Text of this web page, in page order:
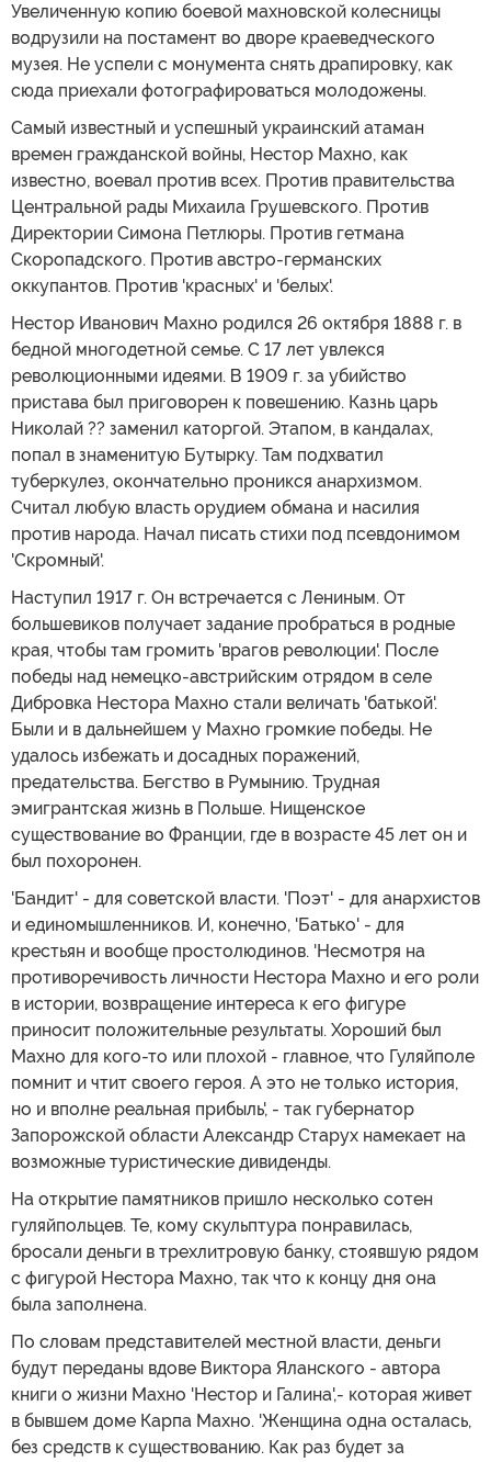
Увеличенную копию боевой махновской колесницы
водрузили на постамент во дворе краеведческого
музея. Не успели с монумента снять драпировку, как
сюда приехали фотографироваться молодожены.
Самый известный и успешный украинский атаман
времен гражданской войны, Нестор Махно, как
известно, воевал против всех. Против правительства
Центральной рады Михаила Грушевского. Против
Директории Симона Петлюры. Против гетмана
Скоропадского. Против австро-германских
оккупантов. Против 'красных' и 'белых'.
Нестор Иванович Махно родился 26 октября 1888 г. в
бедной многодетной семье. С 17 лет увлекся
революционными идеями. В 1909 г. за убийство
пристава был приговорен к повешению. Казнь царь
Николай ?? заменил каторгой. Этапом, в кандалах,
попал в знаменитую Бутырку. Там подхватил
туберкулез, окончательно проникся анархизмом.
Считал любую власть орудием обмана и насилия
против народа. Начал писать стихи под псевдонимом
'Скромный'.
Наступил 1917 г. Он встречается с Лениным. От
большевиков получает задание пробраться в родные
края, чтобы там громить 'врагов революции'. После
победы над немецко-австрийским отрядом в селе
Дибровка Нестора Махно стали величать 'батькой'.
Были и в дальнейшем у Махно громкие победы. Не
удалось избежать и досадных поражений,
предательства. Бегство в Румынию. Трудная
эмигрантская жизнь в Польше. Нищенское
существование во Франции, где в возрасте 45 лет он и
был похоронен.
'Бандит' - для советской власти. 'Поэт' - для анархистов
и единомышленников. И, конечно, 'Батько' - для
крестьян и вообще простолюдинов. 'Несмотря на
противоречивость личности Нестора Махно и его роли
в истории, возвращение интереса к его фигуре
приносит положительные результаты. Хороший был
Махно для кого-то или плохой - главное, что Гуляйполе
помнит и чтит своего героя. А это не только история,
но и вполне реальная прибыль', - так губернатор
Запорожской области Александр Старух намекает на
возможные туристические дивиденды.
На открытие памятников пришло несколько сотен
гуляйпольцев. Те, кому скульптура понравилась,
бросали деньги в трехлитровую банку, стоявшую рядом
с фигурой Нестора Махно, так что к концу дня она
была заполнена.
По словам представителей местной власти, деньги
будут переданы вдове Виктора Яланского - автора
книги о жизни Махно 'Нестор и Галина',- которая живет
в бывшем доме Карпа Махно. 'Женщина одна осталась,
без средств к существованию. Как раз будет за